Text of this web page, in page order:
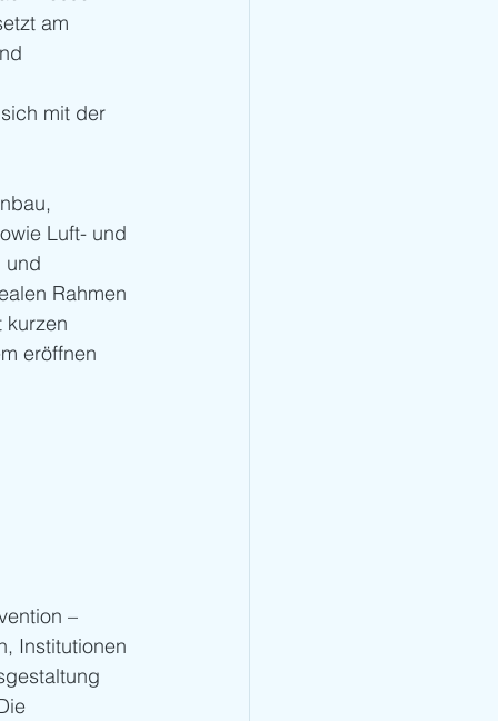
am
mit der
Luft- und
und
Rahmen
kurzen
eröffnen
–
Institutionen